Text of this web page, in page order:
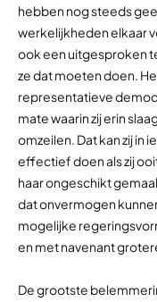
hebben nog steeds
werkelijkheden elkaar
ook een uitgesproken
ze dat moeten doen.
representatieve
mate waarin zij erin
omzeilen. Dat kan zij in
effectief doen als zij
haar ongeschikt
dat onvermogen
mogelijke
en met navenant
De grootste